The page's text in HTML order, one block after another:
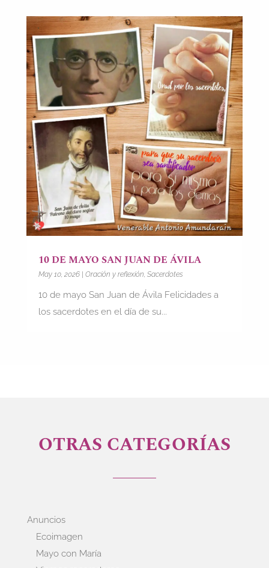
10 DE MAYO SAN JUAN DE ÁVILA
May 10, 2026| Oración y reflexión, Sacerdotes
10 de mayo San Juan de Ávila Felicidades a
los sacerdotes en el día de su...
OTRAS CATEGORÍAS
Anuncios
Ecoimagen
Mayo con María